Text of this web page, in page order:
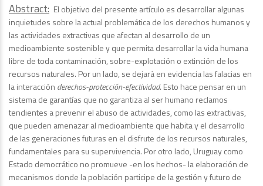
Abstract: El objetivo del presente artículo es desarrollar algunas
inquietudes sobre la actual problemática de los derechos humanos y
las actividades extractivas que afectan al desarrollo de un
medioambiente sostenible y que permita desarrollar la vida humana
libre de toda contaminación, sobre-explotación o extinción de los
recursos naturales. Por un lado, se dejará en evidencia las falacias en
la interacción derechos-protección-efectividad. Esto hace pensar en un
sistema de garantías que no garantiza al ser humano reclamos
tendientes a prevenir el abuso de actividades, como las extractivas,
que pueden amenazar al medioambiente que habita y el desarrollo
de las generaciones futuras en el disfrute de los recursos naturales,
fundamentales para su supervivencia. Por otro lado, Uruguay como
Estado democrático no promueve -en los hechos- la elaboración de
mecanismos donde la población participe de la gestión y futuro de